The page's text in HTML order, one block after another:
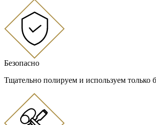
Безопасно
Тщательно полируем и используем только